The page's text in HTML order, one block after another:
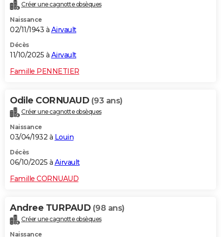
Créer une cagnotte obsèques
Naissance
02/11/1943 à Airvault
Décès
11/10/2025 à Airvault
Famille PENNETIER
Odile CORNUAUD (93 ans)
Créer une cagnotte obsèques
Naissance
03/04/1932 à Louin
Décès
06/10/2025 à Airvault
Famille CORNUAUD
Andree TURPAUD (98 ans)
Créer une cagnotte obsèques
Naissance